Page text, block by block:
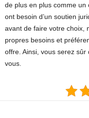
de plus en plus comme
ont besoin d’un soutien
avant de faire votre choix,
propres besoins et
offre. Ainsi, vous serez
vous.